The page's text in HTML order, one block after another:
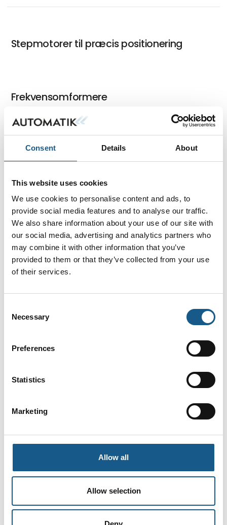
Consent Details About
This website uses cookies
We use cookies to personalise content and ads, to
provide social media features and to analyse our traffic.
We also share information about your use of our site with
our social media, advertising and analytics partners who
may combine it with other information that you’ve
provided to them or that they’ve collected from your use
of their services.
Selection
Necessary
Preferences
Statistics
Marketing
Allow all
Allow selection
Stepmotorer til præcis positionering
Frekvensomformere
Børsteløse DC motorer – kompakte og
pladsbesparende
Børste DC motorer
Planetgear
Slæberinge